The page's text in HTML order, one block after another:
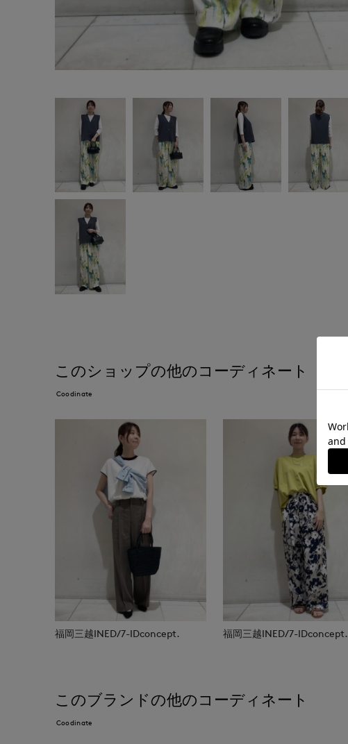
このショップの他のコーディネート
Coodinate
福岡三越INED/7-IDconcept. 福岡三越INED/7-IDconcept.
このブランドの他のコーディネート
Coodinate